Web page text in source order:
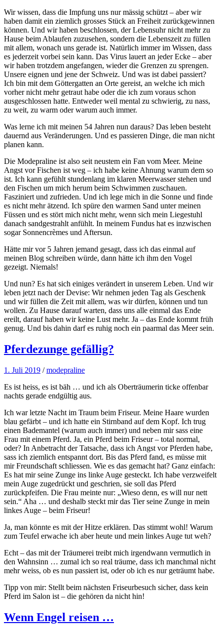
Wir wissen, dass die Impfung uns nur mässig schützt – aber wir
haben damit ein ziemlich grosses Stück an Freiheit zurückgewinnen
können. Und wir haben beschlossen, der Lebensuhr nicht mehr zu
Hause beim Ablaufen zuzusehen, sondern die Lebenszeit zu füllen
mit allem, wonach uns gerade ist. Natürlich immer im Wissen, dass
es jederzeit vorbei sein kann. Das Virus lauert an jeder Ecke – aber
wir haben trotzdem angefangen, wieder die Grenzen zu sprengen.
Unsere eignen und jene der Schweiz. Und was ist dabei passiert?
Ich bin mit dem Göttergatten an Orte gereist, an welche ich mich
vorher nicht mehr getraut habe oder die ich zum voraus schon
ausgeschlossen hatte. Entweder weil mental zu schwierig, zu nass,
zu weit, zu warm oder warum auch immer.
Was lerne ich mit meinen 54 Jahren nun daraus? Das leben besteht
dauernd aus Veränderungen. Und es passieren Dinge, die man nicht
planen kann.
Die Modepraline ist also seit neustem ein Fan vom Meer. Meine
Angst vor Fischen ist weg – ich habe keine Ahnung warum dem so
ist. Ich kann gefühlt stundenlang im klaren Meerwasser stehen und
den Fischen um mich herum beim Schwimmen zuschauen.
Fasziniert und zufrieden. Und ich lege mich in die Sonne und finde
es nicht mehr ätzend. Ich spüre den warmen Sand unter meinen
Füssen und es stört mich nicht mehr, wenn sich mein Liegestuhl
danach sandgestrahlt anfühlt. In meinem Fundus hat es inzwischen
sogar Sonnencrèmes und Aftersun.
Hätte mir vor 5 Jahren jemand gesagt, dass ich das einmal auf
meinen Blog schreiben würde, dann hätte ich ihm den Vogel
gezeigt. Niemals!
Und nun? Es hat sich einiges verändert in unserem Leben. Und wir
leben jetzt nach der Devise: Wir nehmen jeden Tag als Geschenk
und wir füllen die Zeit mit allem, was wir dürfen, können und tun
wollen. Zu Hause darauf warten, dass uns alle einmal das Ende
ereilt, darauf haben wir keine Lust mehr. Ja – das Ende kommt früh
genug. Und bis dahin darf es ruhig noch ein paarmal das Meer sein.
Pferdezunge gefällig?
1. Juli 2019 /modepraline
Es ist heiss, es ist bäh … und ich als Oberträumerin ticke offenbar
nachts gerade endgültig aus.
Ich war letzte Nacht im Traum beim Friseur. Meine Haare wurden
blau gefärbt – und ich hatte ein Stirnband auf dem Kopf. Ich trug
einen Bademantel (warum auch immer) und neben mir sass eine
Frau mit einem Pferd. Ja, ein Pferd beim Friseur – total normal,
oder? In Anbetracht der Tatsache, dass ich Angst vor Pferden habe,
sass ich ziemlich entspannt dort. Bis das Pferd fand, es müsse mit
mir Freundschaft schliessen. Wie es das gemacht hat? Ganz einfach:
Es hat mir seine Zunge ins linke Auge gesteckt. Ich habe verzweifelt
mein Auge zugedrückt und geschrien, sie soll das Pferd
zurückpfeifen. Die Frau meinte nur: „Wieso denn, es will nur nett
sein.“ Aha … und deshalb steckt mir das Tier seine Zunge in mein
linkes Auge – beim Friseur!
Ja, man könnte es mit der Hitze erklären. Das stimmt wohl! Warum
zum Teufel erwache ich aber heute und mein linkes Auge tut weh?
Echt – das mit der Träumerei treibt mich irgendwann vermutlich in
den Wahnsinn … zumal ich so real träume, dass ich manchmal nicht
mehr weiss, ob es nun passiert ist, oder ob ich es nur geträumt habe.
Tipp von mir: Stellt beim nächsten Friseurbesuch sicher, dass kein
Pferd im Salon ist – die gehören da nicht hin!
Wenn Engel reisen …